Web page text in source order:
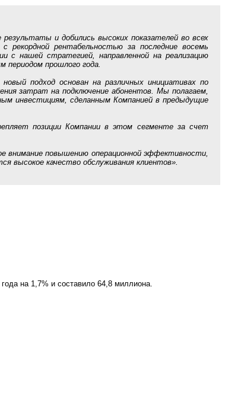
и добились высоких показателей во всех
рентабельностью за последние восемь
нашей стратегией, направленной на реализацию
периодом прошлого года.
подход основан на различных инициативах по
затрат на подключение абонентов. Мы полагаем,
инвестициям, сделанным Компанией в предыдущие
позиции Компании в этом сегменте за счет
повышению операционной эффективности,
высокое качество обслуживания клиентов».
на 1,7% и составило 64,8 миллиона.